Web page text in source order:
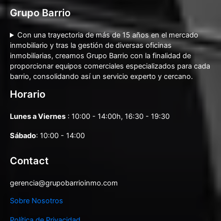
Grupo Barrio
Con una trayectoria de más de 15 años en el mercado
inmobiliario y tras la gestión de diversas oficinas
inmobiliarias, creamos Grupo Barrio con la finalidad de
proporcionar equipos comerciales especializados para cada
barrio, consolidando así un servicio experto y cercano.
Horario
Lunes a Viernes : 10:00 - 14:00h, 16:30 - 19:30
Sábado: 10:00 - 14:00
Contact
gerencia@grupobarrioinmo.com
Sobre Nosotros